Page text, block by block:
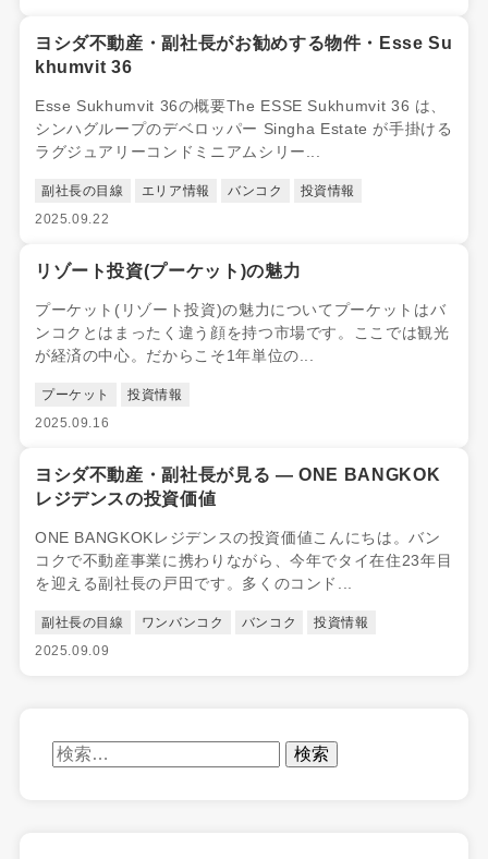
ヨシダ不動産・副社長がお勧めする物件・Esse Su
khumvit 36
Esse Sukhumvit 36の概要The ESSE Sukhumvit 36 は、
シンハグループのデベロッパー Singha Estate が手掛ける
ラグジュアリーコンドミニアムシリー...
副社長の目線 エリア情報 バンコク
投資情報
2025.09.22
リゾート投資(プーケット)の魅力
プーケット(リゾート投資)の魅力についてプーケットはバ
ンコクとはまったく違う顔を持つ市場です。ここでは観光
が経済の中心。だからこそ1年単位の...
プーケット
投資情報
2025.09.16
ヨシダ不動産・副社長が見る ― ONE BANGKOK
レジデンスの投資価値
ONE BANGKOKレジデンスの投資価値こんにちは。バン
コクで不動産事業に携わりながら、今年でタイ在住23年目
を迎える副社長の戸田です。多くのコンド...
副社長の目線 ワンバンコク バンコク
投資情報
2025.09.09
検